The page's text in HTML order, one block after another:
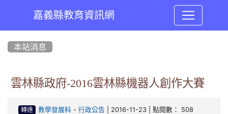
嘉義縣教育資訊網
本站消息
雲林縣政府-2016雲林縣機器人創作大賽
轉達 教學發展科- 行政公告 | 2016-11-23 | 點閱數： 508